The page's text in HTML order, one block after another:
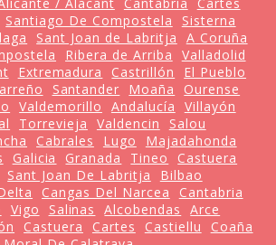
Santiago De Compostela
Sisterna
Sant Joan de Labritja
A Coruña
Ribera de Arriba
Valladolid
Extremadura Castrillón
El Pueblo
Santander Moaña
Ourense
Valdemorillo Andalucía
Villayón
Torrevieja Valdencin
Salou
Cabrales Lugo
Majadahonda
Galicia Granada Tineo
Castuera
Sant Joan De Labritja
Bilbao
Cangas Del Narcea
Cantabria
Vigo Salinas Alcobendas
Arce
Castuera Cartes Castiellu
Coaña